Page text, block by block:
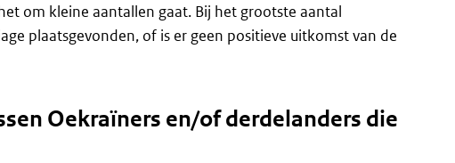
om kleine aantallen gaat. Bij het grootste aantal
plaatsgevonden, of is er geen positieve uitkomst van de
Oekraïners en/of derdelanders die